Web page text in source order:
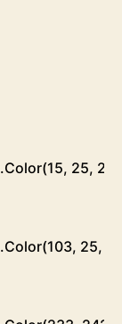
.Color(15, 25,
.Color(103, 25,